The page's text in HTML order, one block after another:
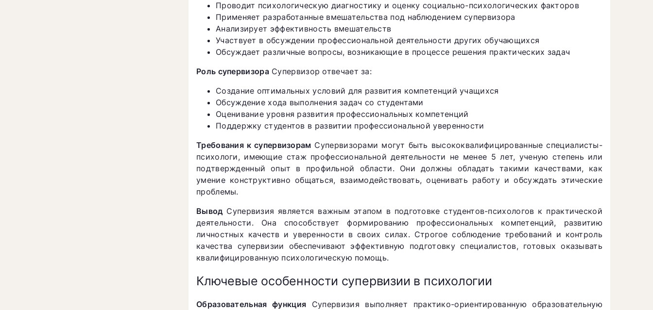
Проводит психологическую диагностику и оценку социально-психологических факторов
Применяет разработанные вмешательства под наблюдением супервизора
Анализирует эффективность вмешательств
Участвует в обсуждении профессиональной деятельности других обучающихся
Обсуждает различные вопросы, возникающие в процессе решения практических задач
Роль супервизораСупервизор отвечает за:
Создание оптимальных условий для развития компетенций учащихся
Обсуждение хода выполнения задач со студентами
Оценивание уровня развития профессиональных компетенций
Поддержку студентов в развитии профессиональной уверенности
Требования к супервизорам Супервизорами могут быть высококвалифицированные специалисты-
психологи, имеющие стаж профессиональной деятельности не менее 5 лет, ученую степень или
подтвержденный опыт в профильной области. Они должны обладать такими качествами, как
умение конструктивно общаться, взаимодействовать, оценивать работу и обсуждать этические
проблемы.
Вывод Супервизия является важным этапом в подготовке студентов-психологов к практической
деятельности. Она способствует формированию профессиональных компетенций, развитию
личностных качеств и уверенности в своих силах. Строгое соблюдение требований и контроль
качества супервизии обеспечивают эффективную подготовку специалистов, готовых оказывать
квалифицированную психологическую помощь.
Ключевые особенности супервизии в психологии
Образовательная функция Супервизия выполняет практико-ориентированную образовательную